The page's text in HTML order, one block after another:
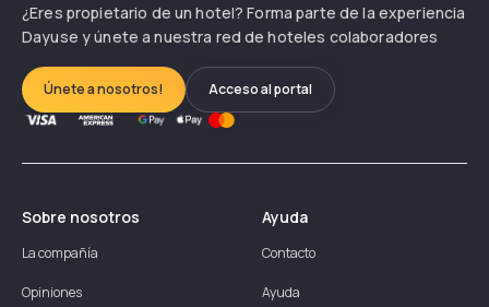
¿Eres propietario de un hotel? Forma parte de la experiencia
Dayuse y únete a nuestra red de hoteles colaboradores
Únete a nosotros! Acceso al portal
Sobre nosotros
La compañía
Opiniones
Ayuda
Contacto
Ayuda